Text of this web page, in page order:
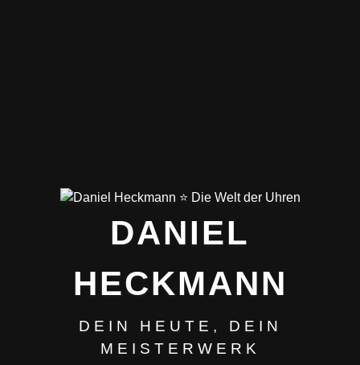
DANIEL
HECKMANN
DEIN HEUTE, DEIN
MEISTERWERK